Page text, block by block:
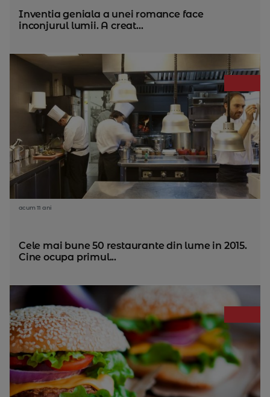
Inventia geniala a unei romance face
inconjurul lumii. A creat...
acum 11 ani
Cele mai bune 50 restaurante din lume in 2015.
Cine ocupa primul...